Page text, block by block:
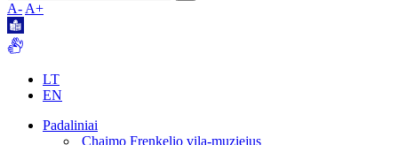
A- A+
LT
EN
Padaliniai
Chaimo Frenkelio vila-muziejus